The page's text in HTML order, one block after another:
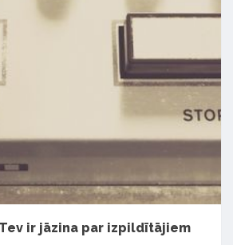
ir jāzina par izpildītājiem